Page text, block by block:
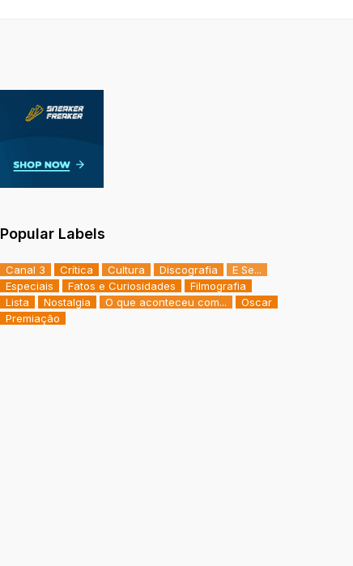
Popular Labels
Canal 3 Crítica Cultura Discografia
E Se...
Especiais
Fatos e Curiosidades
Filmografia
Lista
Nostalgia O que aconteceu com...
Oscar
Premiação